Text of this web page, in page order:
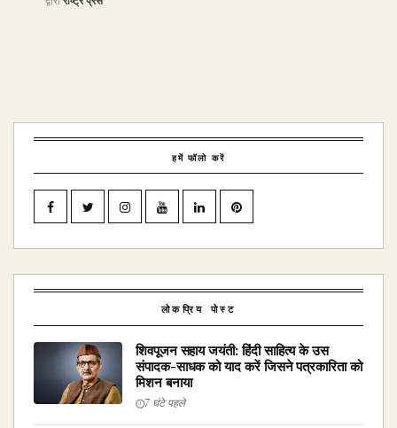
हमें फॉलो करें
लोकप्रिय पोस्ट
शिवपूजन सहाय जयंती: हिंदी साहित्य के उस
संपादक-साधक को याद करें जिसने पत्रकारिता को
मिशन बनाया
7 घंटे पहले